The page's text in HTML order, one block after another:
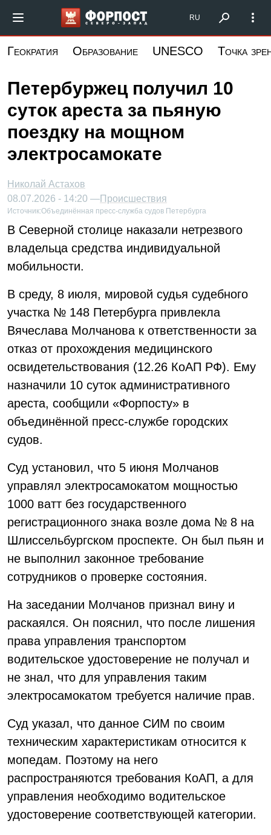
основному
Форпост Северо-Запад
RU
Геократия Образование UNESCO Точка
Петербуржец получил 10
суток ареста за пьяную
поездку на мощном
электросамокате
Николай Астахов
08.07.2026 - 14:20 —Происшествия
Источник:Объединённая пресс-служба судов Петербурга
В Северной столице наказали нетрезвого
владельца средства индивидуальной
мобильности.
В среду, 8 июля, мировой судья судебного
участка № 148 Петербурга привлекла
Вячеслава Молчанова к ответственности за
отказ от прохождения медицинского
освидетельствования (12.26 КоАП РФ). Ему
назначили 10 суток административного
ареста, сообщили «Форпосту» в
объединённой пресс-службе городских
судов.
Суд установил, что 5 июня Молчанов
управлял электросамокатом мощностью
1000 ватт без государственного
регистрационного знака возле дома № 8 на
Шлиссельбургском проспекте. Он был пьян и
не выполнил законное требование
сотрудников о проверке состояния.
На заседании Молчанов признал вину и
раскаялся. Он пояснил, что после лишения
права управления транспортом
водительское удостоверение не получал и
не знал, что для управления таким
электросамокатом требуется наличие прав.
Суд указал, что данное СИМ по своим
техническим характеристикам относится к
мопедам. Поэтому на него
распространяются требования КоАП, а для
управления необходимо водительское
удостоверение соответствующей категории.